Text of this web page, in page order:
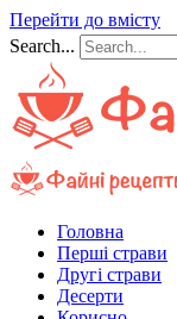
Перейти до вмісту
Search...
Головна
Перші страви
Другі страви
Десерти